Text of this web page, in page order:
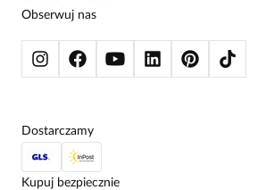
Poznaj popularne kategorie
Sprawdź produkty z innymi popularnymi
Wyprzedaż sukienek
Wyprzedaż bluzek damskich
Wyprzedaż płaszczy damskich
BLUZY
Obserwuj nas
Dostarczamy
Kupuj bezpiecznie